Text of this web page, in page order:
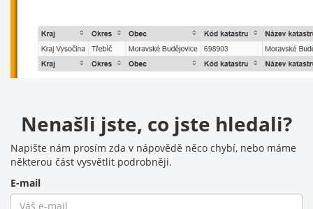
Nenašli jste, co jste hledali?
Napište nám prosím zda v nápovědě něco chybí, nebo máme
některou část vysvětlit podrobněji.
E-mail